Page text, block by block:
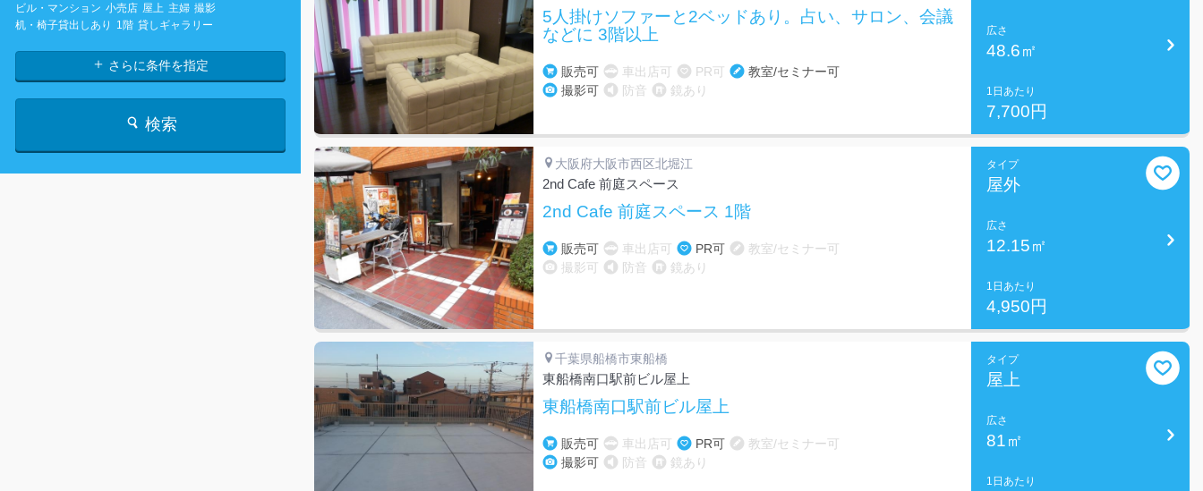
ビル・マンション 小売店 屋上 主婦 撮影
机・椅子貸出しあり
1階 貸しギャラリー
さらに条件を指定
検索
5人掛けソファーと2ベッドあり。占い、サロン、会議
などに 3階以上
販売可 車出店可 PR可
教室/セミナー可
撮影可
防音 鏡あり
広さ
48.6㎡
1日あたり
7,700円
大阪府大阪市西区北堀江
2nd Cafe 前庭スペース
2nd Cafe 前庭スペース 1階
販売可 車出店可 PR可
教室/セミナー可
撮影可
防音 鏡あり
タイプ
屋外
広さ
12.15㎡
1日あたり
4,950円
千葉県船橋市東船橋
東船橋南口駅前ビル屋上
東船橋南口駅前ビル屋上
販売可 車出店可 PR可
教室/セミナー可
撮影可
防音 鏡あり
タイプ
屋上
広さ
81㎡
1日あたり